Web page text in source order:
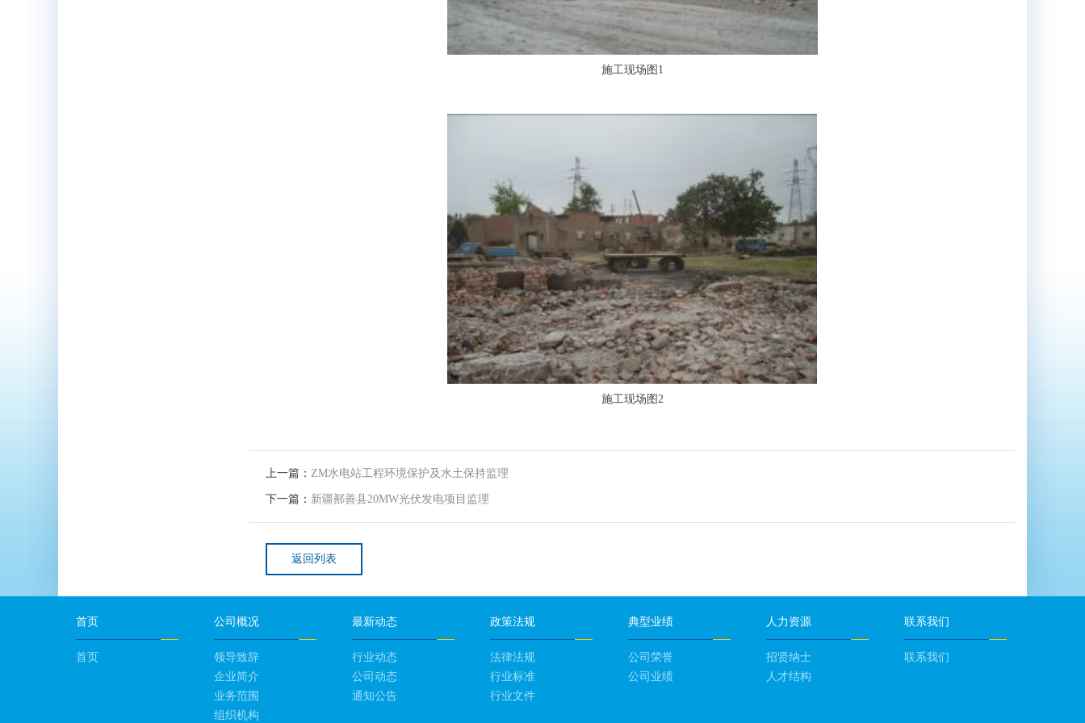
施工现场图1
施工现场图2
上一篇： ZM水电站工程环境保护及水土保持监理
下一篇： 新疆鄯善县20MW光伏发电项目监理
返回列表
首页
首页
公司概况
领导致辞
企业简介
业务范围
组织机构
最新动态
行业动态
公司动态
通知公告
政策法规
法律法规
行业标准
行业文件
典型业绩
公司荣誉
公司业绩
人力资源
招贤纳士
人才结构
联系我们
联系我们